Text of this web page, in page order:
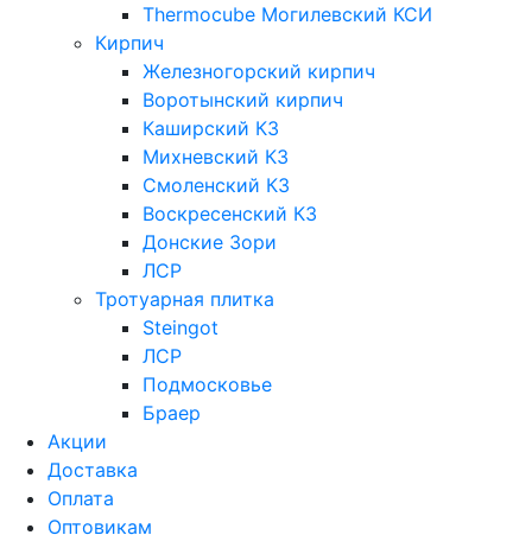
Thermocube Могилевский КСИ
Кирпич
Железногорский кирпич
Воротынский кирпич
Каширский КЗ
Михневский КЗ
Смоленский КЗ
Воскресенский КЗ
Донские Зори
ЛСР
Тротуарная плитка
Steingot
ЛСР
Подмосковье
Браер
Акции
Доставка
Оплата
Оптовикам